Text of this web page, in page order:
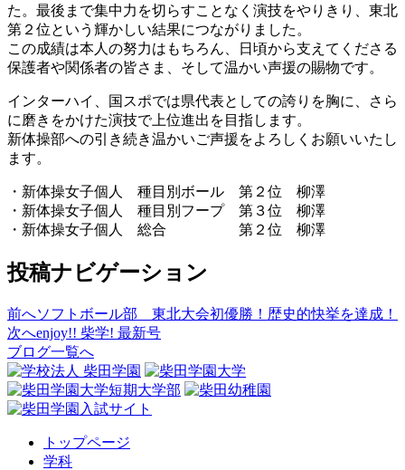
た。最後まで集中力を切らすことなく演技をやりきり、東北
第２位という輝かしい結果につながりました。
この成績は本人の努力はもちろん、日頃から支えてくださる
保護者や関係者の皆さま、そして温かい声援の賜物です。
インターハイ、国スポでは県代表としての誇りを胸に、さら
に磨きをかけた演技で上位進出を目指します。
新体操部への引き続き温かいご声援をよろしくお願いいたし
ます。
・新体操女子個人 種目別ボール 第２位 柳澤
・新体操女子個人 種目別フープ 第３位 柳澤
・新体操女子個人 総合 第２位 柳澤
投稿ナビゲーション
前へソフトボール部 東北大会初優勝！歴史的快挙を達成！
次へenjoy!! 柴学! 最新号
ブログ一覧へ
トップページ
学科